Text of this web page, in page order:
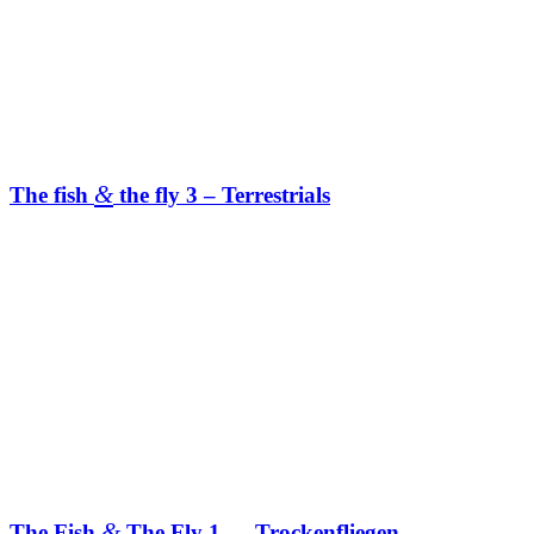
The fish &the fly 3 – Terrestrials